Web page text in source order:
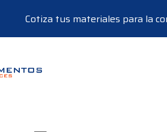
Cotiza tus materiales para la